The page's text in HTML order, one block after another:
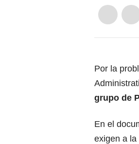
Por la
grupo de
En el
exigen a